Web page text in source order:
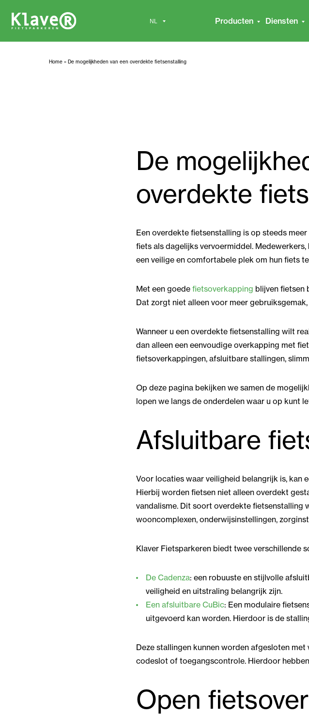
Producten Diensten
Home » De mogelijkheden van een overdekte fietsenstalling
De
overdekte
Een overdekte fietsenstalling is op steeds
fiets als dagelijks vervoermiddel.
een veilige en comfortabele plek om hun fiets
Met een goede fietsoverkapping blijven fietsen
Dat zorgt niet alleen voor meer
Wanneer u een overdekte fietsenstalling wilt
dan alleen een eenvoudige overkapping met
fietsoverkappingen, afsluitbare stallingen,
Op deze pagina bekijken we samen de
lopen we langs de onderdelen waar u op kunt
Afsluitbare
Voor locaties waar veiligheid belangrijk is, kan
Hierbij worden fietsen niet alleen overdekt
vandalisme. Dit soort overdekte fietsenstalling
wooncomplexen, onderwijsinstellingen,
Klaver Fietsparkeren biedt twee verschillende
De Cadenza: een robuuste en stijlvolle
veiligheid en uitstraling belangrijk zijn.
Een afsluitbare CuBic: Een modulaire
uitgevoerd kan worden. Hierdoor is de
Deze stallingen kunnen worden afgesloten
codeslot of toegangscontrole. Hierdoor
Open